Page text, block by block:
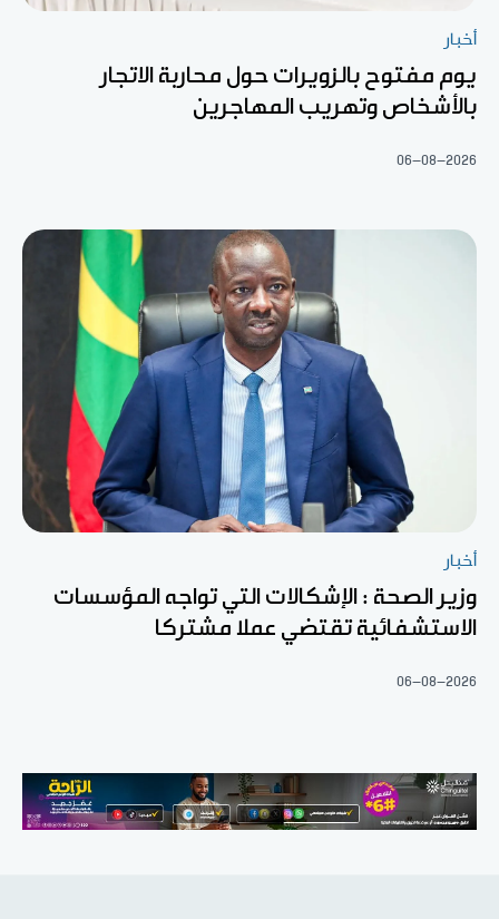
أخبار
يوم مفتوح بالزويرات حول محاربة الاتجار
بالأشخاص وتهريب المهاجرين
06-08-2026
أخبار
وزير الصحة : الإشكالات التي تواجه المؤسسات
الاستشفائية تقتضي عملا مشتركا
06-08-2026